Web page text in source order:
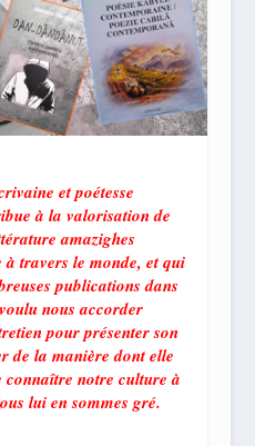
et poétesse
à la valorisation de
amazighes
à travers le monde, et qui
publications dans
nous accorder
pour présenter son
de la manière dont elle
notre culture à
lui en sommes gré.